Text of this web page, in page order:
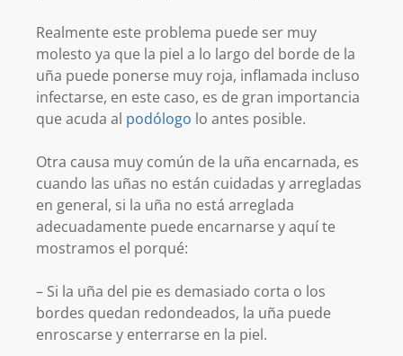
Realmente este problema puede ser muy
molesto ya que la piel a lo largo del borde de la
uña puede ponerse muy roja, inflamada incluso
infectarse, en este caso, es de gran importancia
que acuda al podólogo lo antes posible.
Otra causa muy común de la uña encarnada, es
cuando las uñas no están cuidadas y arregladas
en general, si la uña no está arreglada
adecuadamente puede encarnarse y aquí te
mostramos el porqué:
– Si la uña del pie es demasiado corta o los
bordes quedan redondeados, la uña puede
enroscarse y enterrarse en la piel.